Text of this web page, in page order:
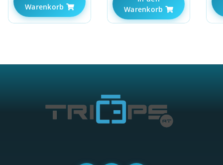
Warenkorb
Warenkorb